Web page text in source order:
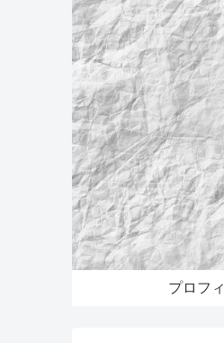
プロフ